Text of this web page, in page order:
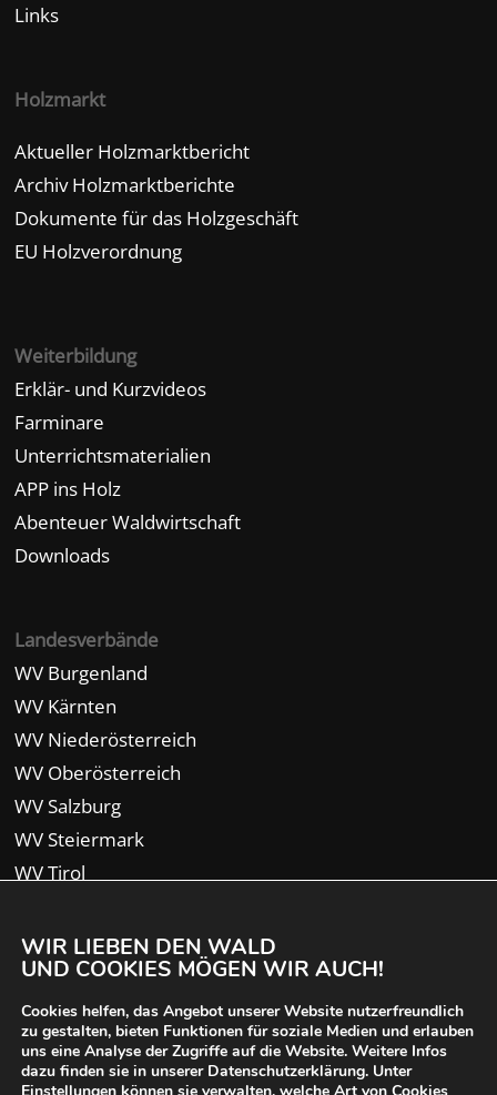
Links
Holzmarkt
Aktueller Holzmarktbericht
Archiv Holzmarktberichte
Dokumente für das Holzgeschäft
EU Holzverordnung
Weiterbildung
Erklär- und Kurzvideos
Farminare
Unterrichtsmaterialien
APP ins Holz
Abenteuer Waldwirtschaft
Downloads
Landesverbände
WV Burgenland
WV Kärnten
WV Niederösterreich
WV Oberösterreich
WV Salzburg
WV Steiermark
WV Tirol
WIR LIEBEN DEN WALD
UND COOKIES MÖGEN WIR AUCH!
Cookies helfen, das Angebot unserer Website nutzerfreundlich
zu gestalten, bieten Funktionen für soziale Medien und erlauben
uns eine Analyse der Zugriffe auf die Website. Weitere Infos
dazu finden sie in unserer Datenschutzerklärung. Unter